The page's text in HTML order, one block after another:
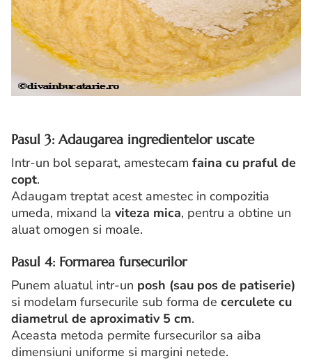
Pasul 3: Adaugarea ingredientelor uscate
Intr-un bol separat, amestecam faina cu praful de
copt.
Adaugam treptat acest amestec in compozitia
umeda, mixand la viteza mica, pentru a obtine un
aluat omogen si moale.
Pasul 4: Formarea fursecurilor
Punem aluatul intr-un posh (sau pos de patiserie)
si modelam fursecurile sub forma de cerculete cu
diametrul de aproximativ 5 cm.
Aceasta metoda permite fursecurilor sa aiba
dimensiuni uniforme si margini netede.